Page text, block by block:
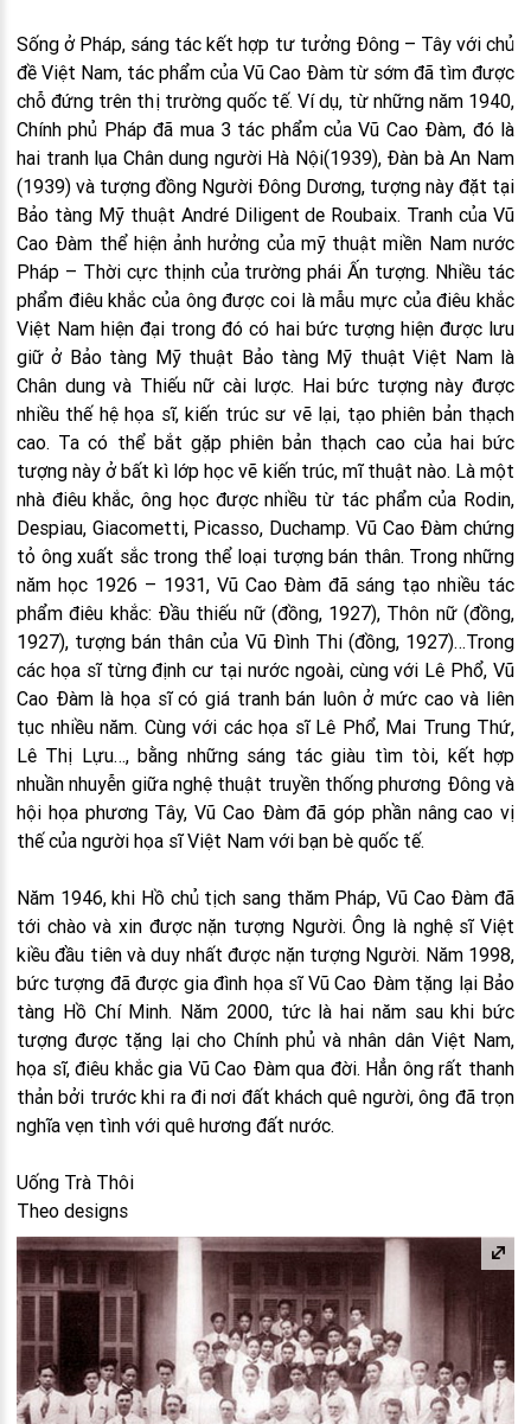
Sống ở Pháp, sáng tác kết hợp tư tưởng Đông – Tây với chủ
đề Việt Nam, tác phẩm của Vũ Cao Đàm từ sớm đã tìm được
chỗ đứng trên thị trường quốc tế. Ví dụ, từ những năm 1940,
Chính phủ Pháp đã mua 3 tác phẩm của Vũ Cao Đàm, đó là
hai tranh lụa Chân dung người Hà Nội(1939), Đàn bà An Nam
(1939) và tượng đồng Người Đông Dương, tượng này đặt tại
Bảo tàng Mỹ thuật André Diligent de Roubaix. Tranh của Vũ
Cao Đàm thể hiện ảnh hưởng của mỹ thuật miền Nam nước
Pháp – Thời cực thịnh của trường phái Ấn tượng. Nhiều tác
phẩm điêu khắc của ông được coi là mẫu mực của điêu khắc
Việt Nam hiện đại trong đó có hai bức tượng hiện được lưu
giữ ở Bảo tàng Mỹ thuật Bảo tàng Mỹ thuật Việt Nam là
Chân dung và Thiếu nữ cài lược. Hai bức tượng này được
nhiều thế hệ họa sĩ, kiến trúc sư vẽ lại, tạo phiên bản thạch
cao. Ta có thể bắt gặp phiên bản thạch cao của hai bức
tượng này ở bất kì lớp học vẽ kiến trúc, mĩ thuật nào. Là một
nhà điêu khắc, ông học được nhiều từ tác phẩm của Rodin,
Despiau, Giacometti, Picasso, Duchamp. Vũ Cao Đàm chứng
tỏ ông xuất sắc trong thể loại tượng bán thân. Trong những
năm học 1926 – 1931, Vũ Cao Đàm đã sáng tạo nhiều tác
phẩm điêu khắc: Đầu thiếu nữ (đồng, 1927), Thôn nữ (đồng,
1927), tượng bán thân của Vũ Đình Thi (đồng, 1927)…Trong
các họa sĩ từng định cư tại nước ngoài, cùng với Lê Phổ, Vũ
Cao Đàm là họa sĩ có giá tranh bán luôn ở mức cao và liên
tục nhiều năm. Cùng với các họa sĩ Lê Phổ, Mai Trung Thứ,
Lê Thị Lựu…, bằng những sáng tác giàu tìm tòi, kết hợp
nhuần nhuyễn giữa nghệ thuật truyền thống phương Đông và
hội họa phương Tây, Vũ Cao Đàm đã góp phần nâng cao vị
thế của người họa sĩ Việt Nam với bạn bè quốc tế.
Năm 1946, khi Hồ chủ tịch sang thăm Pháp, Vũ Cao Đàm đã
tới chào và xin được nặn tượng Người. Ông là nghệ sĩ Việt
kiều đầu tiên và duy nhất được nặn tượng Người. Năm 1998,
bức tượng đã được gia đình họa sĩ Vũ Cao Đàm tặng lại Bảo
tàng Hồ Chí Minh. Năm 2000, tức là hai năm sau khi bức
tượng được tặng lại cho Chính phủ và nhân dân Việt Nam,
họa sĩ, điêu khắc gia Vũ Cao Đàm qua đời. Hẳn ông rất thanh
thản bởi trước khi ra đi nơi đất khách quê người, ông đã trọn
nghĩa vẹn tình với quê hương đất nước.
Uống Trà Thôi
Theo designs